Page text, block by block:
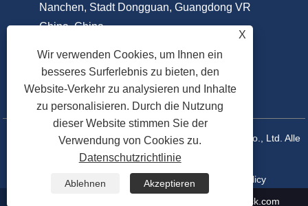
Nanchen, Stadt Dongguan, Guangdong VR
China, China
Telefon:
+86-769-22311951
Email:Info@sammipack.com
Copyright © 2025 Dongguan Sammi Packing Machine Co., Ltd. Alle
Rechte vorbehalten.
Verknüpfungen
Sitemap RSS Privacy Policy
X
Wir verwenden Cookies, um Ihnen ein
besseres Surferlebnis zu bieten, den
Website-Verkehr zu analysieren und Inhalte
zu personalisieren. Durch die Nutzung
dieser Website stimmen Sie der
Verwendung von Cookies zu.
Datenschutzrichtlinie
Ablehnen
Akzeptieren
Info@sammipack.com